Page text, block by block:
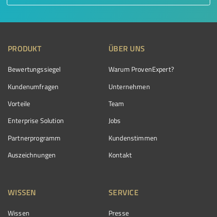
PRODUKT
Bewertungssiegel
Kundenumfragen
Vorteile
Enterprise Solution
Partnerprogramm
Auszeichnungen
ÜBER UNS
Warum ProvenExpert?
Unternehmen
Team
Jobs
Kundenstimmen
Kontakt
WISSEN
Wissen
SERVICE
Presse